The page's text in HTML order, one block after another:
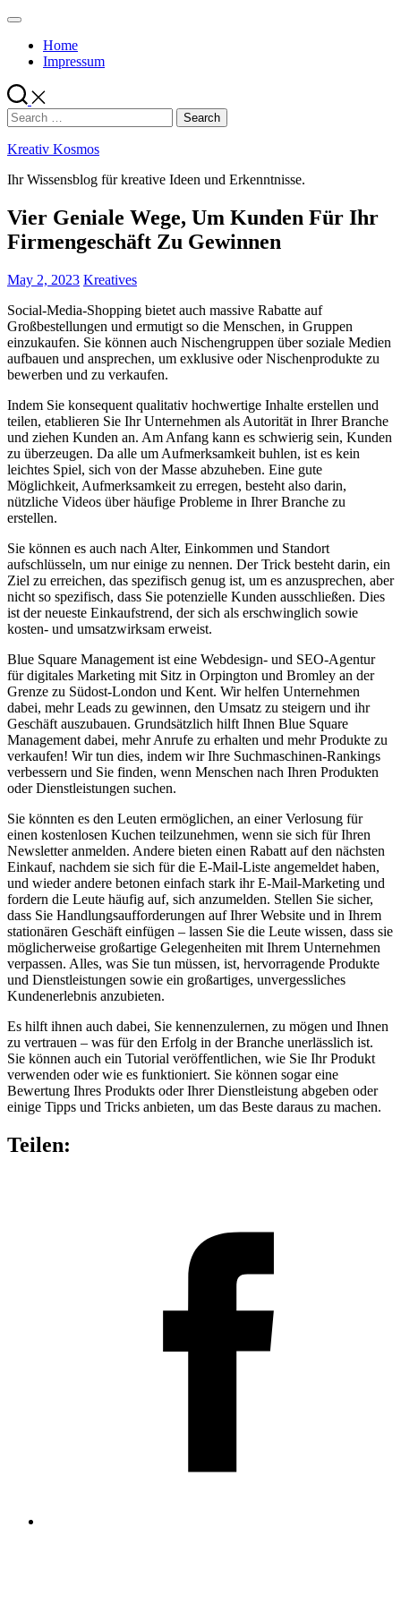
Skip
contentHome
Impressum
Search
for:
Kreativ Kosmos
Ihr Wissensblog für kreative Ideen und Erkenntnisse.
Vier Geniale Wege, Um Kunden Für Ihr
Firmengeschäft Zu Gewinnen
May 2, 2023 Kreatives
Social-Media-Shopping bietet auch massive Rabatte auf
Großbestellungen und ermutigt so die Menschen, in Gruppen
einzukaufen. Sie können auch Nischengruppen über soziale Medien
aufbauen und ansprechen, um exklusive oder Nischenprodukte zu
bewerben und zu verkaufen.
Indem Sie konsequent qualitativ hochwertige Inhalte erstellen und
teilen, etablieren Sie Ihr Unternehmen als Autorität in Ihrer Branche
und ziehen Kunden an. Am Anfang kann es schwierig sein, Kunden
zu überzeugen. Da alle um Aufmerksamkeit buhlen, ist es kein
leichtes Spiel, sich von der Masse abzuheben. Eine gute
Möglichkeit, Aufmerksamkeit zu erregen, besteht also darin,
nützliche Videos über häufige Probleme in Ihrer Branche zu
erstellen.
Sie können es auch nach Alter, Einkommen und Standort
aufschlüsseln, um nur einige zu nennen. Der Trick besteht darin, ein
Ziel zu erreichen, das spezifisch genug ist, um es anzusprechen, aber
nicht so spezifisch, dass Sie potenzielle Kunden ausschließen. Dies
ist der neueste Einkaufstrend, der sich als erschwinglich sowie
kosten- und umsatzwirksam erweist.
Blue Square Management ist eine Webdesign- und SEO-Agentur
für digitales Marketing mit Sitz in Orpington und Bromley an der
Grenze zu Südost-London und Kent. Wir helfen Unternehmen
dabei, mehr Leads zu gewinnen, den Umsatz zu steigern und ihr
Geschäft auszubauen. Grundsätzlich hilft Ihnen Blue Square
Management dabei, mehr Anrufe zu erhalten und mehr Produkte zu
verkaufen! Wir tun dies, indem wir Ihre Suchmaschinen-Rankings
verbessern und Sie finden, wenn Menschen nach Ihren Produkten
oder Dienstleistungen suchen.
Sie könnten es den Leuten ermöglichen, an einer Verlosung für
einen kostenlosen Kuchen teilzunehmen, wenn sie sich für Ihren
Newsletter anmelden. Andere bieten einen Rabatt auf den nächsten
Einkauf, nachdem sie sich für die E-Mail-Liste angemeldet haben,
und wieder andere betonen einfach stark ihr E-Mail-Marketing und
fordern die Leute häufig auf, sich anzumelden. Stellen Sie sicher,
dass Sie Handlungsaufforderungen auf Ihrer Website und in Ihrem
stationären Geschäft einfügen – lassen Sie die Leute wissen, dass sie
möglicherweise großartige Gelegenheiten mit Ihrem Unternehmen
verpassen. Alles, was Sie tun müssen, ist, hervorragende Produkte
und Dienstleistungen sowie ein großartiges, unvergessliches
Kundenerlebnis anzubieten.
Es hilft ihnen auch dabei, Sie kennenzulernen, zu mögen und Ihnen
zu vertrauen – was für den Erfolg in der Branche unerlässlich ist.
Sie können auch ein Tutorial veröffentlichen, wie Sie Ihr Produkt
verwenden oder wie es funktioniert. Sie können sogar eine
Bewertung Ihres Produkts oder Ihrer Dienstleistung abgeben oder
einige Tipps und Tricks anbieten, um das Beste daraus zu machen.
Teilen: